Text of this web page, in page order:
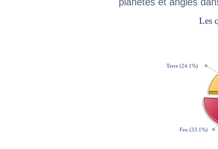
planètes et angles